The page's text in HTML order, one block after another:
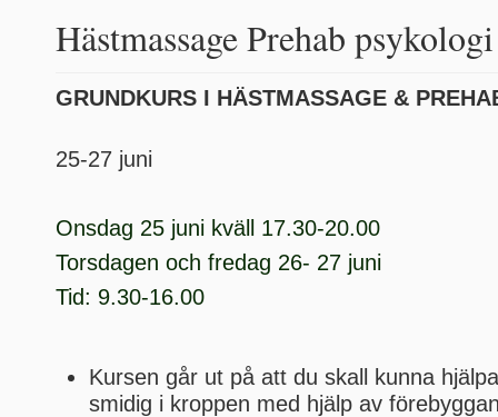
Hästmassage Prehab psykologi
GRUNDKURS I HÄSTMASSAGE &
25-27 juni
Onsdag 25 juni kväll 17.30-20.00
Torsdagen och fredag 26- 27 juni
Tid: 9.30-16.00
Kursen går ut på att du skall kunna
smidig i kroppen med hjälp av